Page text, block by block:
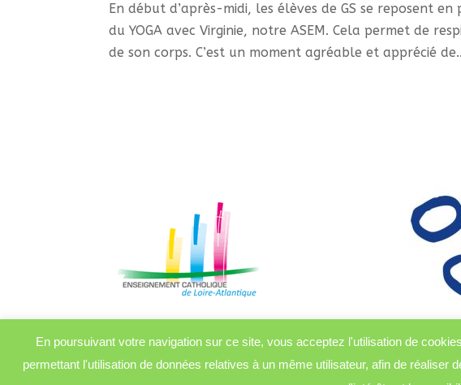
En début d’après-midi, les élèves de GS se reposent
du YOGA avec Virginie, notre ASEM. Cela permet de
de son corps. C’est un moment agréable et apprécié
En poursuivant votre navigation sur ce site, vous acceptez l'utilisation de
permettant l'utilisation de données relatives à un même utilisateur, afin de